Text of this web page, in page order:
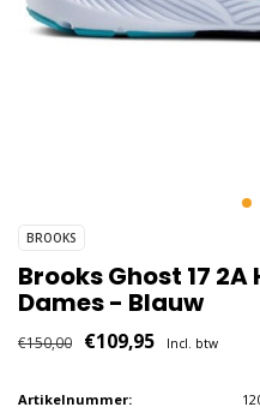
BROOKS
Brooks Ghost 17
Dames - Blauw
€150,00 €109,95 Incl. btw
Artikelnummer: